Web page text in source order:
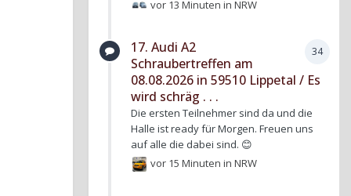
vor 13 MinuteninNRW
34
17. Audi A2
Schraubertreffen am
08.08.2026 in 59510 Lippetal / Es
wird schräg . . .
Die ersten Teilnehmer sind da und die
Halle ist ready für Morgen. Freuen uns
auf alle die dabei sind. 😊
vor 15 MinuteninNRW